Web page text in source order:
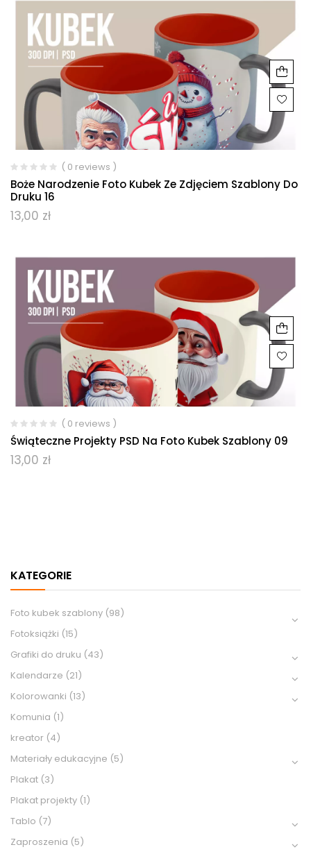
KATEGORIE
Foto kubek szablony (98)
Fotoksiążki (15)
Grafiki do druku (43)
Kalendarze (21)
Kolorowanki (13)
Komunia (1)
kreator (4)
Materiały edukacyjne (5)
Plakat (3)
Plakat projekty (1)
Tablo (7)
Zaproszenia (5)
( 0 reviews )
Boże Narodzenie Foto Kubek Ze Zdjęciem Szablony Do
Druku 16
13,00 zł
( 0 reviews )
Świąteczne Projekty PSD Na Foto Kubek Szablony 09
13,00 zł